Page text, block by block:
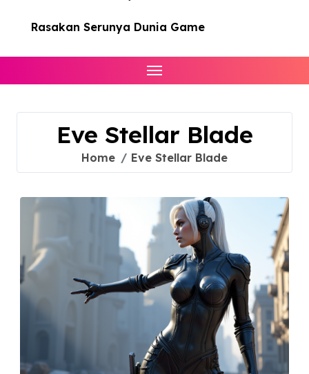
Rasakan Serunya Dunia Game
Eve Stellar Blade
Home Eve Stellar Blade